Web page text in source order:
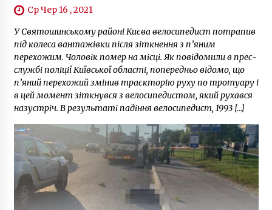
Ср Чер 16 , 2021
У Святошинському районі Києва велосипедист потрапив
під колеса вантажівки після зіткнення з п’яним
перехожим. Чоловік помер на місці. Як повідомили в прес-
службі поліції Київської області, попередньо відомо, що
п’яний перехожий змінив траєкторію руху по тротуару і
в цей момент зіткнувся з велосипедистом, який рухався
назустріч. В результаті падіння велосипедист, 1993 […]